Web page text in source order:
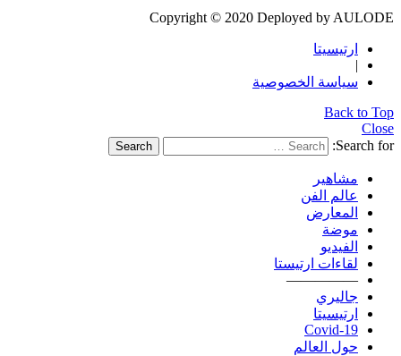
Copyright © 2020 Deployed by AULODE
ارتيسيتا
|
سياسة الخصوصية
Back to Top
Close
Search for:
Search
مشاهير
عالم الفن
المعارض
موضة
الفيديو
لقاءات ارتيستا
—————
جاليري
ارتيسيتا
Covid-19
حول العالم